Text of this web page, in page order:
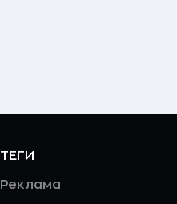
ТЕГИ
Реклама